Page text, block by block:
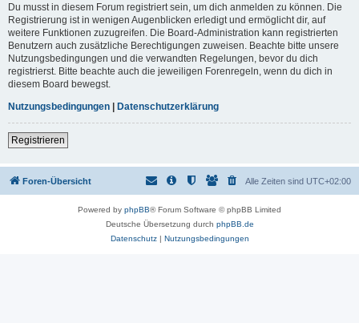
Du musst in diesem Forum registriert sein, um dich anmelden zu können. Die
Registrierung ist in wenigen Augenblicken erledigt und ermöglicht dir, auf
weitere Funktionen zuzugreifen. Die Board-Administration kann registrierten
Benutzern auch zusätzliche Berechtigungen zuweisen. Beachte bitte unsere
Nutzungsbedingungen und die verwandten Regelungen, bevor du dich
registrierst. Bitte beachte auch die jeweiligen Forenregeln, wenn du dich in
diesem Board bewegst.
Nutzungsbedingungen | Datenschutzerklärung
Registrieren
Foren-Übersicht Alle Zeiten sind UTC+02:00
Powered by phpBB® Forum Software © phpBB Limited
Deutsche Übersetzung durch phpBB.de
Datenschutz| Nutzungsbedingungen